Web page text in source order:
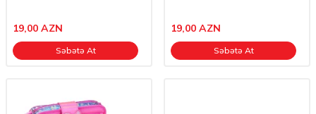
19,00 AZN
Səbətə At
19,00 AZN
Səbətə At